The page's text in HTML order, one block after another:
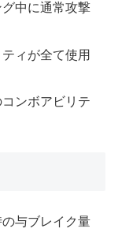
中に通常攻撃
ィが全て使用
ンボアビリテ
与ブレイク量